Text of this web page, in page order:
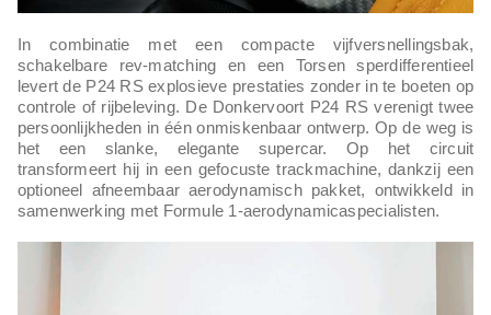
In combinatie met een compacte vijfversnellingsbak,
schakelbare rev-matching en een Torsen sperdifferentieel
levert de P24 RS explosieve prestaties zonder in te boeten op
controle of rijbeleving. De Donkervoort P24 RS verenigt twee
persoonlijkheden in één onmiskenbaar ontwerp. Op de weg is
het een slanke, elegante supercar. Op het circuit
transformeert hij in een gefocuste trackmachine, dankzij een
optioneel afneembaar aerodynamisch pakket, ontwikkeld in
samenwerking met Formule 1-aerodynamicaspecialisten.